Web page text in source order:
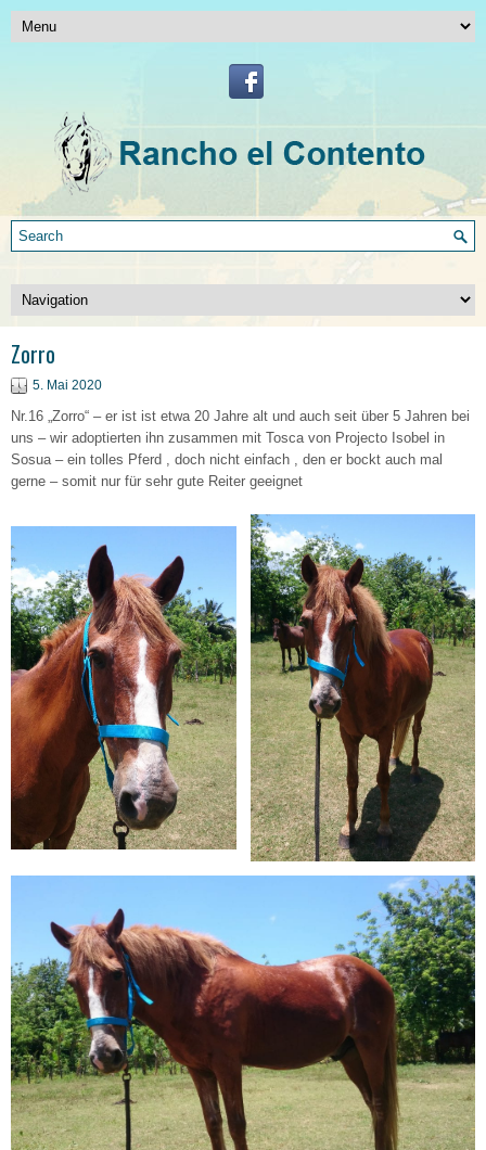
Zorro
5. Mai 2020
Nr.16 „Zorro“ – er ist ist etwa 20 Jahre alt und auch seit über 5 Jahren bei
uns – wir adoptierten ihn zusammen mit Tosca von Projecto Isobel in
Sosua – ein tolles Pferd , doch nicht einfach , den er bockt auch mal
gerne – somit nur für sehr gute Reiter geeignet